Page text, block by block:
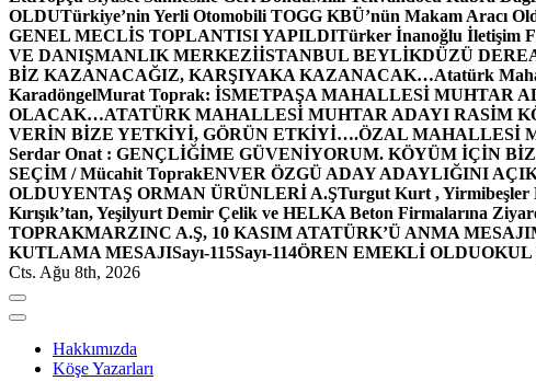
OLDUTürkiye’nin Yerli Otomobili TOGG KBÜ’nün Makam Aracı
GENEL MECLİS TOPLANTISI YAPILDITürker İnanoğlu İletişim
VE DANIŞMANLIK MERKEZİİSTANBUL BEYLİKDÜZÜ
BİZ KAZANACAĞIZ, KARŞIYAKA KAZANACAK…Atatürk
KaradöngelMurat Toprak: İSMETPAŞA MAHALLESİ MUHTAR
OLACAK…ATATÜRK MAHALLESİ MUHTAR ADAYI RASİM
VERİN BİZE YETKİYİ, GÖRÜN ETKİYİ….ÖZAL MAHALLESİ
Serdar Onat : GENÇLİĞİME GÜVENİYORUM. KÖYÜM İÇİN
SEÇİM / Mücahit ToprakENVER ÖZGÜ ADAY ADAYLIĞINI
OLDUYENTAŞ ORMAN ÜRÜNLERİ A.ŞTurgut Kurt , Yirmibeşler
Kırışık’tan, Yeşilyurt Demir Çelik ve HELKA Beton Firmalarına
TOPRAKMARZINC A.Ş, 10 KASIM ATATÜRK’Ü ANMA MESAJI
KUTLAMA MESAJISayı-115Sayı-114ÖREN EMEKLİ OLDU
Cts. Ağu 8th, 2026
Hakkımızda
Köşe Yazarları